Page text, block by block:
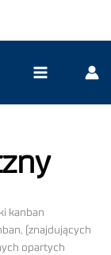
kanban
(znajdujących
opartych